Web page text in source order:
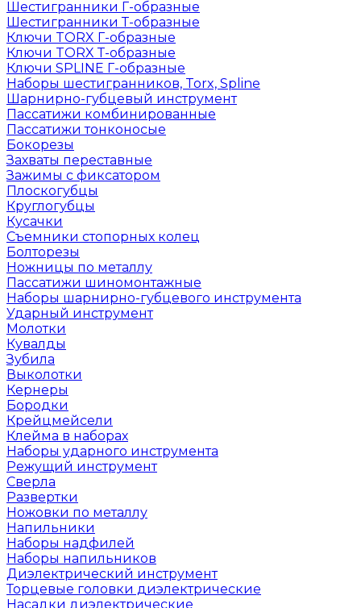
Шестигранники Г-образные
Шестигранники Т-образные
Ключи TORX Г-образные
Ключи TORX Т-образные
Ключи SPLINE Г-образные
Наборы шестигранников, Torx, Spline
Шарнирно-губцевый инструмент
Пассатижи комбинированные
Пассатижи тонконосые
Бокорезы
Захваты переставные
Зажимы с фиксатором
Плоскогубцы
Круглогубцы
Кусачки
Съемники стопорных колец
Болторезы
Ножницы по металлу
Пассатижи шиномонтажные
Наборы шарнирно-губцевого инструмента
Ударный инструмент
Молотки
Кувалды
Зубила
Выколотки
Кернеры
Бородки
Крейцмейсели
Клейма в наборах
Наборы ударного инструмента
Режущий инструмент
Сверла
Развертки
Ножовки по металлу
Напильники
Наборы надфилей
Наборы напильников
Диэлектрический инструмент
Торцевые головки диэлектрические
Насадки диэлектрические